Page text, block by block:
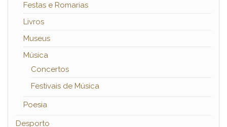
Festas e Romarias
Livros
Museus
Música
Concertos
Festivais de Música
Poesia
Desporto